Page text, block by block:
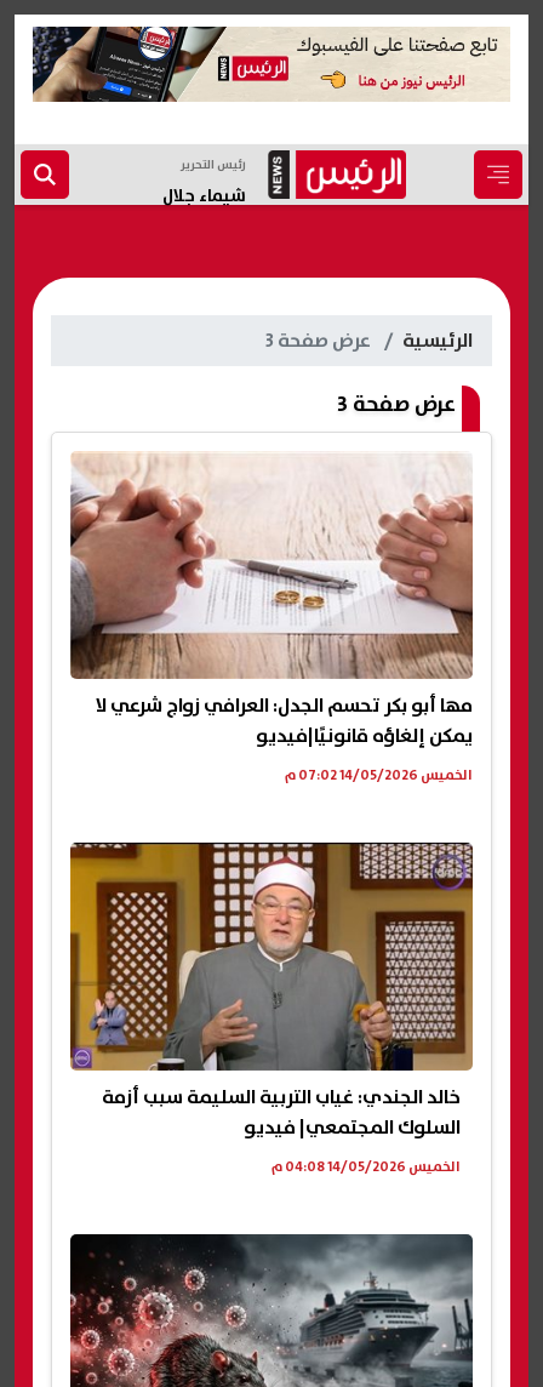
رئيس التحرير
شيماء جلال
الرئيسية عرض صفحة 3
عرض صفحة 3
مها أبو بكر تحسم الجدل: العرافي زواج شرعي لا
يمكن إلغاؤه قانونيًا|فيديو
الخميس 14/05/2026 07:02 م
خالد الجندي: غياب التربية السليمة سبب أزمة
السلوك المجتمعي| فيديو
الخميس 14/05/2026 04:08 م